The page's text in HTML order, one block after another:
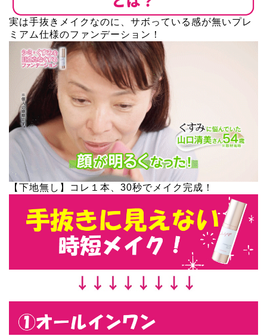
実は手抜きメイクなのに、サボっている感が無いプレ
ミアム仕様のファンデーション！
【下地無し】コレ１本、30秒でメイク完成！